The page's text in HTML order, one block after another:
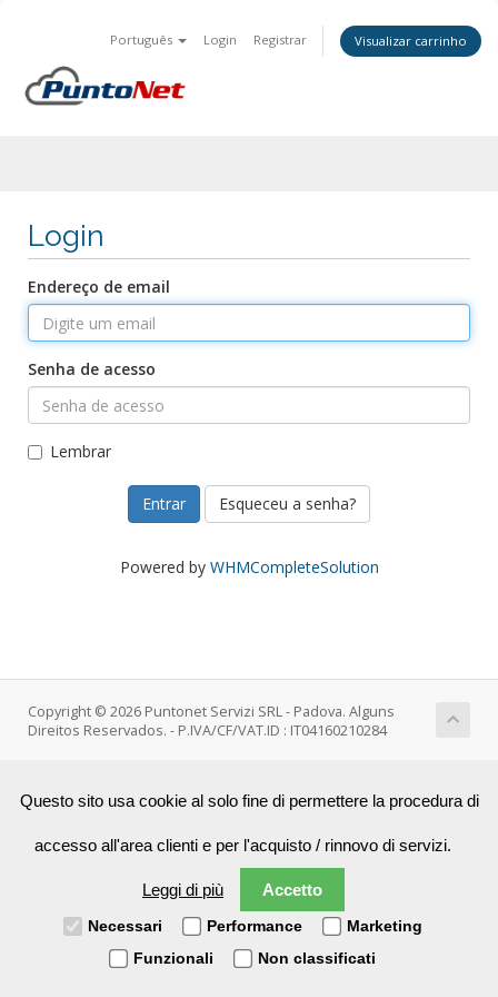
Português Login Registrar Visualizar carrinho
Login
Endereço de email
Senha de acesso
Lembrar
Esqueceu a senha?
Powered by WHMCompleteSolution
Copyright © 2026 Puntonet Servizi SRL - Padova. Alguns
Direitos Reservados. - P.IVA/CF/VAT.ID : IT04160210284
Questo sito usa cookie al solo fine di permettere la procedura di
accesso all'area clienti e per l'acquisto / rinnovo di servizi.
Leggi di più Accetto
Necessari Performance
Marketing
Funzionali
Non classificati